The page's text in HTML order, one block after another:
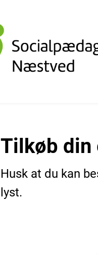
Tilkøb din
Husk at du kan
lyst.